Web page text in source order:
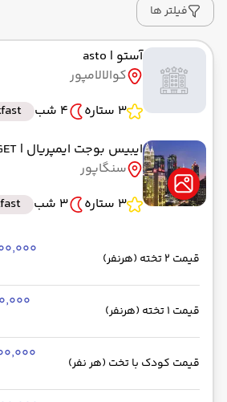
حرکت از مبدا: 22:30
به فرودگاه بین‌المللی کوالالامپور KUL
رسیدن به مقصد : 11:00
ایران ایرتور -Economy
مدت سفر: 08:00
از کوالالامپور KUL
حرکت از مبدا: 00:00
رسیدن به مقصد : 00:00
busمدت سفر: 05:00
حرکت از مبدا: 00:00
فیلتر ها
آستو | asto
کوالالامپور
3 ستاره
4 شب
ایبیس بوجت ایمپریال | IBIS BUDGET
سنگاپور
3 ستاره
3 شب
قیمت 2 تخته (هرنفر)
قیمت 1 تخته (هرنفر)
قیمت کودک با تخت (هر نفر)